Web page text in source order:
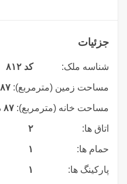
جزئیات
شناسه ملک: کد ۸۱۲
مساحت زمین (مترمربع): ۸۷ متر
مساحت خانه (مترمربع): ۸۷ متر
اتاق ها: ۲
حمام ها: ۱
پارکینگ ها: ۱